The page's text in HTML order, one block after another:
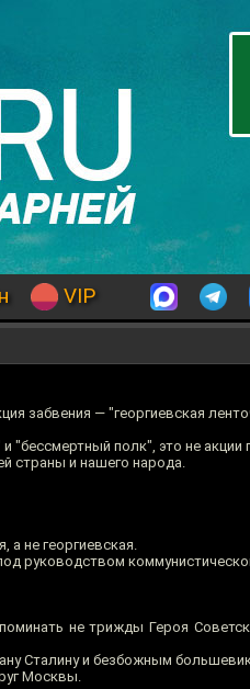
VIP
забвения — "георгиевская
"бессмертный полк", это не акции
страны и нашего народа.
а не георгиевская.
руководством
не трижды Героя
Сталину и безбожным
Москвы.